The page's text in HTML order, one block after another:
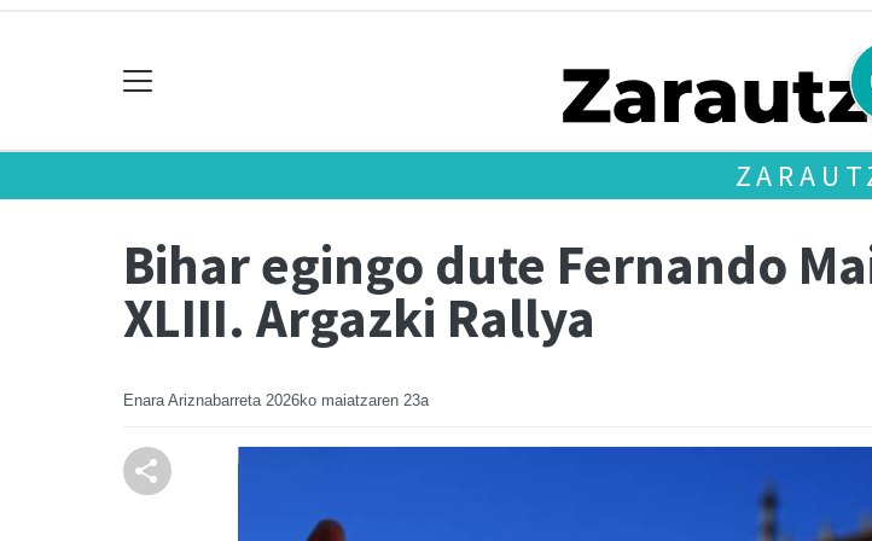
Bihar egingo dute Fernando
XLIII. Argazki Rallya
Enara Ariznabarreta 2026ko maiatzaren 23a